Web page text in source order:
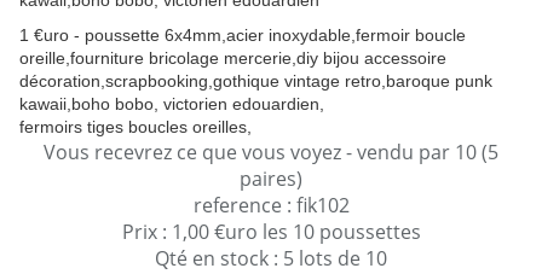
1 €uro - poussette 6x4mm,acier inoxydable,fermoir boucle
oreille,fourniture bricolage mercerie,diy bijou accessoire
décoration,scrapbooking,gothique vintage retro,baroque punk
kawaii,boho bobo, victorien edouardien,
fermoirs tiges boucles oreilles,
Vous recevrez ce que vous voyez - vendu par 10 (5
paires)
reference : fik102
Prix : 1,00 €uro les 10 poussettes
Qté en stock : 5 lots de 10